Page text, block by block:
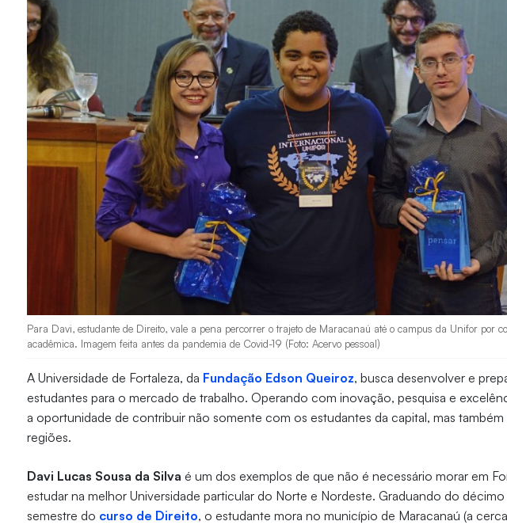
Para Davi, estudante de Direito, vale a pena percorrer o trajeto de Maracanaú até o campus da Unifor por
acadêmica. Imagem feita antes da pandemia de Covid-19 (Foto: Acervo pessoal)
A Universidade de Fortaleza, da Fundação Edson Queiroz, busca desenvolver e
estudantes para o mercado de trabalho. Operando com inovação, pesquisa e
a oportunidade de contribuir não somente com os estudantes da capital, mas também
regiões.
Davi Lucas Sousa da Silva é um dos exemplos de que não é necessário morar em
estudar na melhor Universidade particular do Norte e Nordeste. Graduando do
semestre do curso de Direito, o estudante mora no município de Maracanaú (a